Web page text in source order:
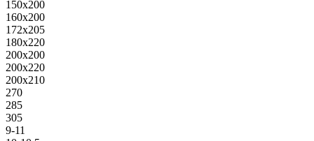
150х200
160х200
172х205
180х220
200х200
200х220
200х210
270
285
305
9-11